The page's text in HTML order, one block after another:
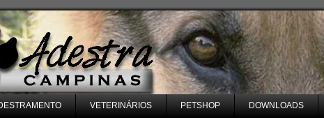
VETERINÁRIOS PETSHOP DOWNLOADS